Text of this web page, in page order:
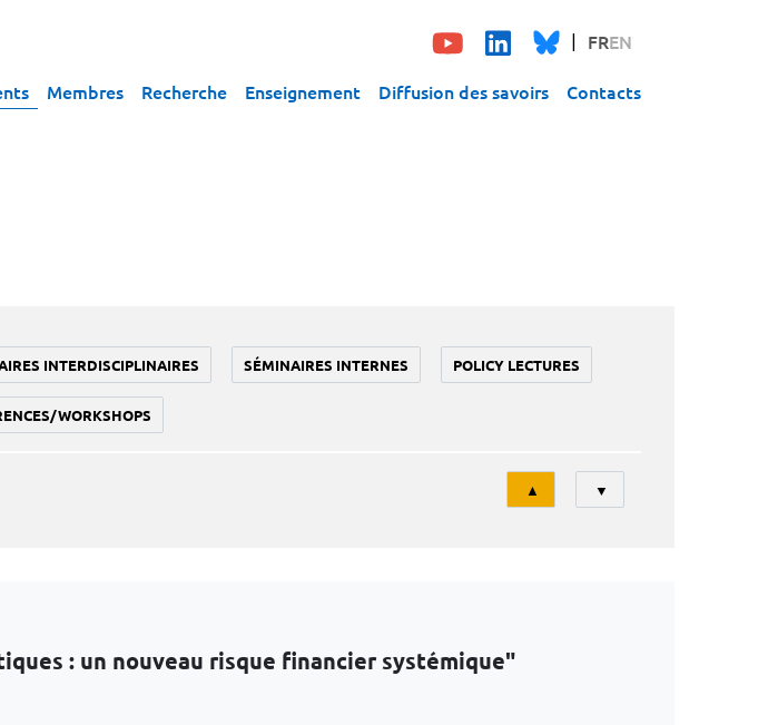
FREN
Membres Recherche Enseignement Diffusion des savoirs Contacts
INTERDISCIPLINAIRES SÉMINAIRES INTERNES POLICY LECTURES
WORKSHOPS
Tri
▲ ▼
: un nouveau risque financier systémique"